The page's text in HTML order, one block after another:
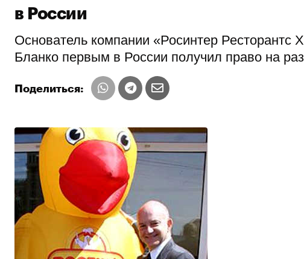
в России
Основатель компании «Росинтер Ресторантс
Бланко первым в России получил право на
Поделиться: